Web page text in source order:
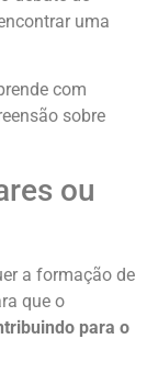
uma
com
sobre
ou
a formação de
que o
para o